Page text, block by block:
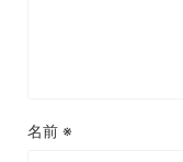
名前 ※